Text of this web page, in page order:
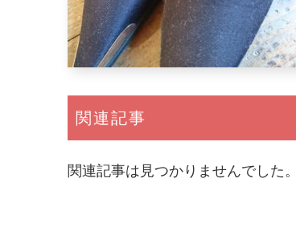
関連記事
関連記事は見つかりませんでした。